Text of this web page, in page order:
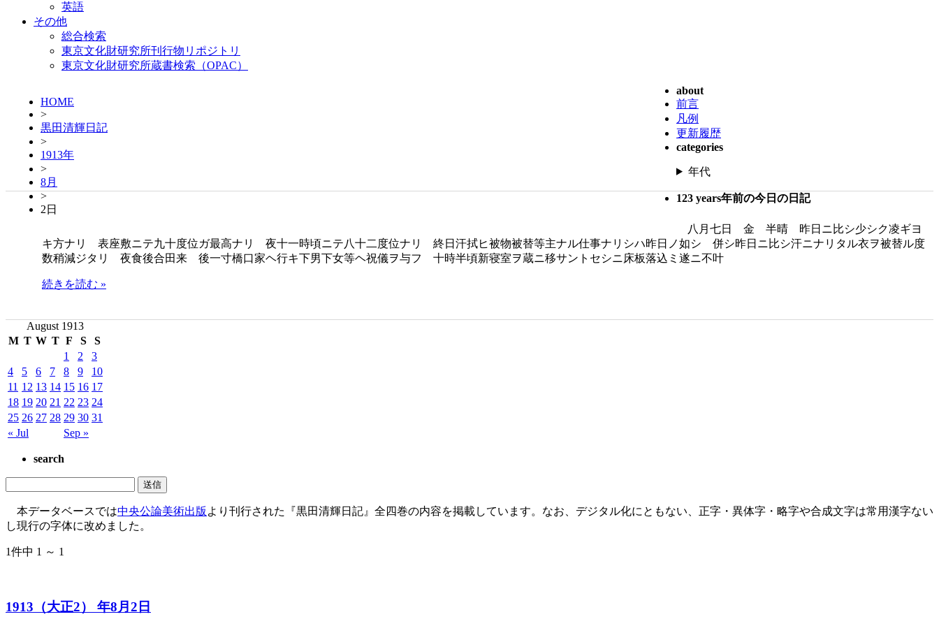
英語
その他
総合検索
東京文化財研究所刊行物リポジトリ
東京文化財研究所蔵書検索（OPAC）
HOME
>
黒田清輝日記
>
1913年
>
8月
>
2日
about
前言
凡例
更新履歴
categories
年代
123 years年前の今日の日記
八月七日 金 半晴 昨日ニ比シ少シク凌ギヨ
キ方ナリ 表座敷ニテ九十度位ガ最高ナリ 夜十一時頃ニテ八十二度位ナリ 終日汗拭ヒ被物被替等主ナル仕事ナリシハ昨日ノ如シ 併シ昨日ニ比シ汗ニナリタル衣ヲ被替ル度
数稍減ジタリ 夜食後合田来 後一寸橋口家ヘ行キ下男下女等ヘ祝儀ヲ与フ 十時半頃新寝室ヲ蔵ニ移サントセシニ床板落込ミ遂ニ不叶
続きを読む »
August 1913
M T W T F S S
« Jul Sep »
1 2
3
4
5 6 7 8 9
10
11 12 13 14 15 16 17
18 19 20 21 22 23 24
25 26 27 28 29 30 31
search
本データベースでは中央公論美術出版 より刊行された『黒田清輝日記』全四巻の内容を掲載しています。なお、デジタル化にともない、正字・異体字・略字や合成文字は常用漢字ない
し現行の字体に改めました。
1件中 1 ～ 1
1913（大正2） 年8月2日